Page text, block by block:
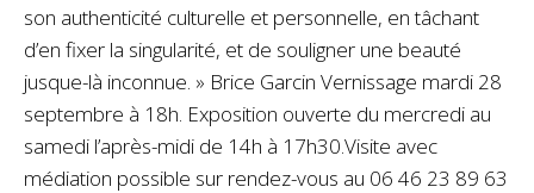
son authenticité culturelle et personnelle, en tâchant
d’en fixer la singularité, et de souligner une beauté
jusque-là inconnue. » Brice Garcin Vernissage mardi 28
septembre à 18h. Exposition ouverte du mercredi au
samedi l’après-midi de 14h à 17h30.Visite avec
médiation possible sur rendez-vous au 06 46 23 89 63